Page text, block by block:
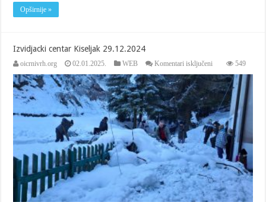
Opširnije »
Izvidjacki centar Kiseljak 29.12.2024
oicrnivrh.org 02.01.2025. WEB Komentari isključeni
centar
Kiseljak
29.12.2024
549